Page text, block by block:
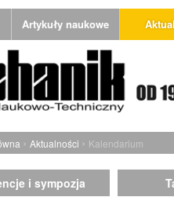
Artykuły naukowe
› Aktualności › Kalendarium
i sympozja